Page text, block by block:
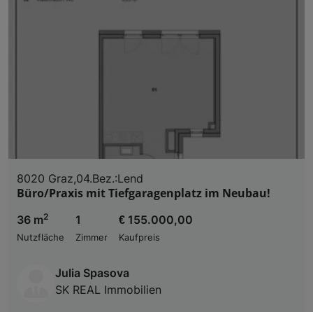
8020 Graz,04.Bez.:Lend
Büro/Praxis mit Tiefgaragenplatz im Neubau!
36 m2
Nutzfläche
1
Zimmer
€ 155.000,00
Kaufpreis
Julia Spasova
SK REAL Immobilien